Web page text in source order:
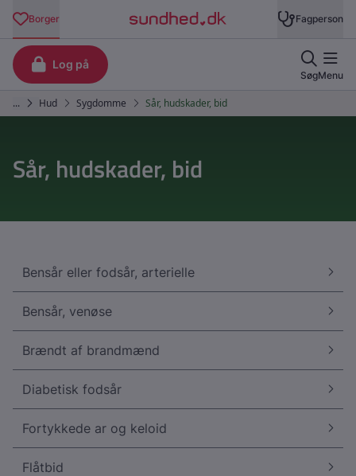
Sår, hudskader, bid
Bensår eller fodsår, arterielle
Bensår, venøse
Brændt af brandmænd
Diabetisk fodsår
Fortykkede ar og keloid
Flåtbid